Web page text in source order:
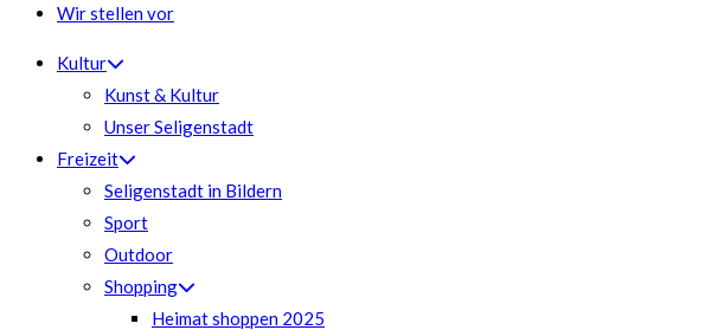
Wir stellen vor
Kultur
Kunst & Kultur
Unser Seligenstadt
Freizeit
Seligenstadt in Bildern
Sport
Outdoor
Shopping
Heimat shoppen 2025